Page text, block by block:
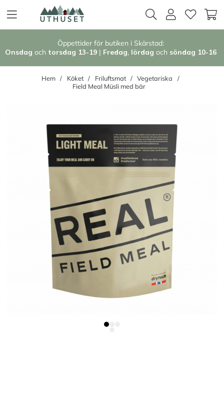
Öppettider för butiken i Skärstad:
Onsdag och torsdag 13-19 | Fredag, lördag och söndag 10-16
Hem Köket Friluftsmat
Vegetariska
Field Meal Müsli med bär